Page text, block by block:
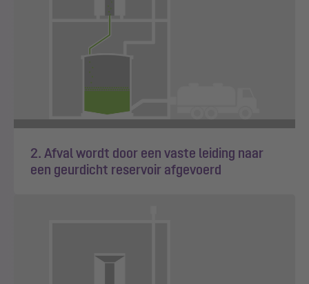
2. Afval wordt door een vaste leiding naar
een geurdicht reservoir afgevoerd